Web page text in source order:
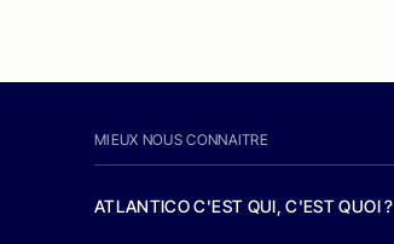
MIEUX NOUS CONNAITRE
ATLANTICO C'EST QUI, C'EST QUOI ?